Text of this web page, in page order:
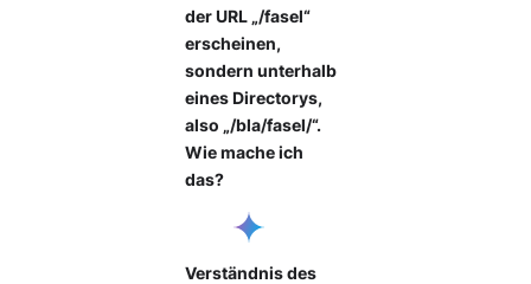
der URL „/fasel“
erscheinen,
sondern unterhalb
eines Directorys,
also „/bla/fasel/“.
Wie mache ich
das?
Verständnis des